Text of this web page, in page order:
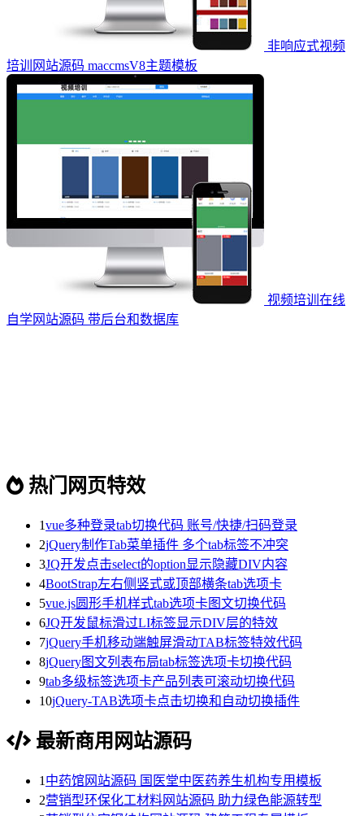
非响应式视频
培训网站源码 maccmsV8主题模板
视频培训在线
自学网站源码 带后台和数据库
热门网页特效
1vue多种登录tab切换代码 账号/快捷/扫码登录
2jQuery制作Tab菜单插件 多个tab标签不冲突
3JQ开发点击select的option显示隐藏DIV内容
4BootStrap左右侧竖式或顶部横条tab选项卡
5vue.js圆形手机样式tab选项卡图文切换代码
6JQ开发鼠标滑过LI标签显示DIV层的特效
7jQuery手机移动端触屏滑动TAB标签特效代码
8jQuery图文列表布局tab标签选项卡切换代码
9tab多级标签选项卡产品列表可滚动切换代码
10jQuery-TAB选项卡点击切换和自动切换插件
最新商用网站源码
1 中药馆网站源码 国医堂中医药养生机构专用模板
2营销型环保化工材料网站源码 助力绿色能源转型